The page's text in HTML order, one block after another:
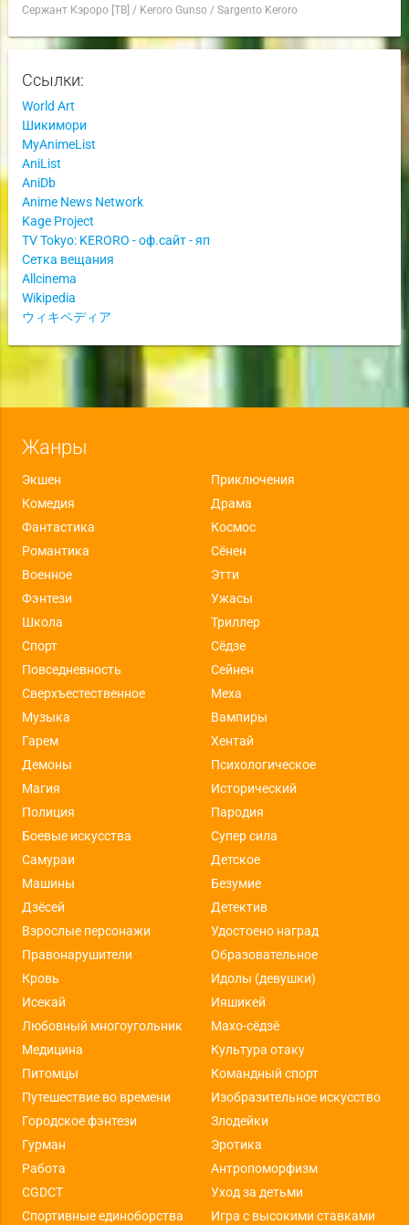
Сержант Кэроро [ТВ] / Keroro Gunso/ Sargento Keroro
Ссылки:
World Art
Шикимори
MyAnimeList
AniList
AniDb
Anime News Network
Kage Project
TV Tokyo: KERORO - оф.сайт - яп
Сетка вещания
Allcinema
Wikipedia
ウィキペディア
Жанры
Экшен
Приключения
Комедия
Драма
Фантастика
Космос
Романтика
Сёнен
Военное
Этти
Фэнтези
Ужасы
Школа
Триллер
Спорт
Сёдзе
Повседневность
Сейнен
Сверхъестественное
Меха
Музыка
Вампиры
Гарем
Хентай
Демоны
Психологическое
Магия
Исторический
Полиция
Пародия
Боевые искусства
Супер сила
Самураи
Детское
Машины
Безумие
Дзёсей
Детектив
Взрослые персонажи
Удостоено наград
Правонарушители
Образовательное
Кровь
Идолы (девушки)
Исекай
Ияшикей
Любовный многоугольник
Махо-сёдзё
Медицина
Культура отаку
Питомцы
Командный спорт
Путешествие во времени
Изобразительное искусство
Городское фэнтези
Злодейки
Гурман
Эротика
Работа
Антропоморфизм
CGDCT
Уход за детьми
Спортивные единоборства
Игра с высокими ставками